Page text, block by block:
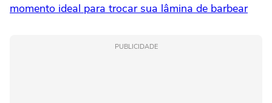
momento ideal para trocar sua lâmina de barbear
PUBLICIDADE